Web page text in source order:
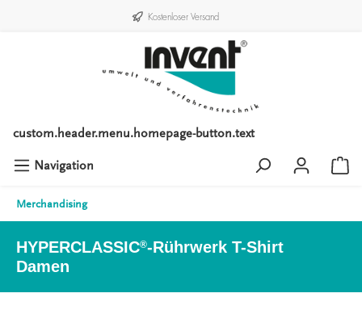
Kostenloser Versand
custom.header.menu.homepage-button.text
Navigation
Merchandising
HYPERCLASSIC®-Rührwerk T-Shirt
Damen